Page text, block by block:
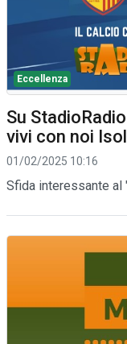
Eccellenza
Su
vivi con noi
01/02/2025 10:16
Sfida interessante al